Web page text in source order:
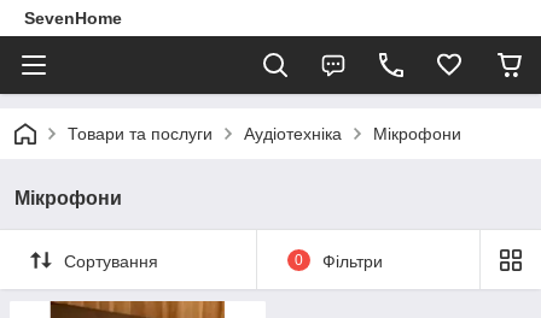
SevenHome
Товари та послуги Аудіотехніка Мікрофони
Мікрофони
Сортування 0 Фільтри